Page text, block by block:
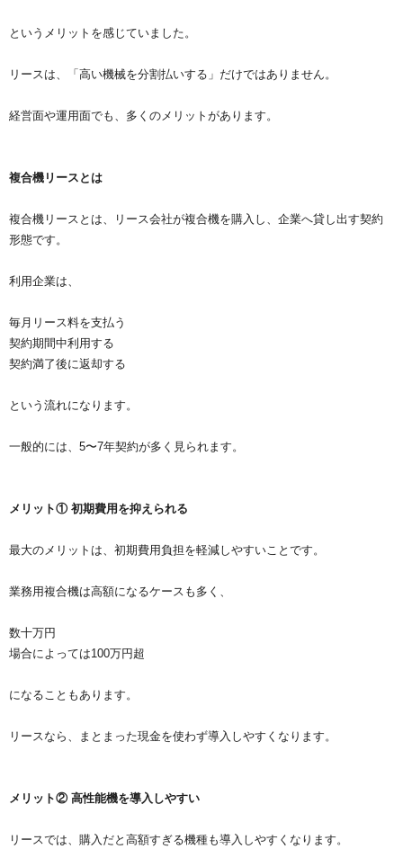
というメリットを感じていました。
リースは、「高い機械を分割払いする」だけではありません。
経営面や運用面でも、多くのメリットがあります。
複合機リースとは
複合機リースとは、リース会社が複合機を購入し、企業へ貸し出す契約
形態です。
利用企業は、
毎月リース料を支払う
契約期間中利用する
契約満了後に返却する
という流れになります。
一般的には、5〜7年契約が多く見られます。
メリット① 初期費用を抑えられる
最大のメリットは、初期費用負担を軽減しやすいことです。
業務用複合機は高額になるケースも多く、
数十万円
場合によっては100万円超
になることもあります。
リースなら、まとまった現金を使わず導入しやすくなります。
メリット② 高性能機を導入しやすい
リースでは、購入だと高額すぎる機種も導入しやすくなります。